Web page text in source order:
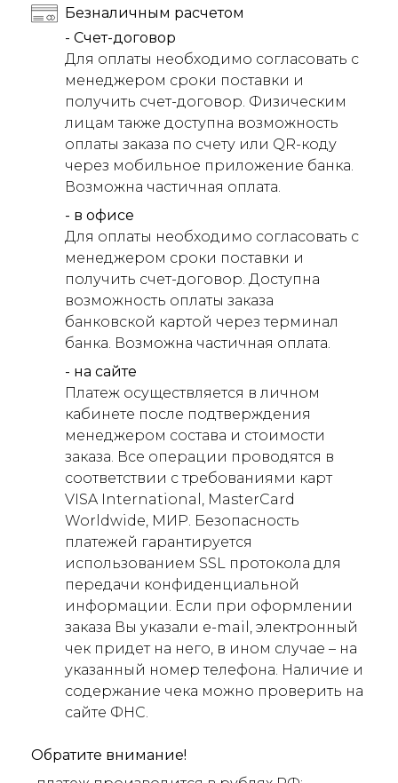
Безналичным расчетом
- Счет-договор
Для оплаты необходимо согласовать с
менеджером сроки поставки и
получить счет-договор. Физическим
лицам также доступна возможность
оплаты заказа по счету или QR-коду
через мобильное приложение банка.
Возможна частичная оплата.
- в офисе
Для оплаты необходимо согласовать с
менеджером сроки поставки и
получить счет-договор. Доступна
возможность оплаты заказа
банковской картой через терминал
банка. Возможна частичная оплата.
- на сайте
Платеж осуществляется в личном
кабинете после подтверждения
менеджером состава и стоимости
заказа. Все операции проводятся в
соответствии с требованиями карт
VISA International, MasterCard
Worldwide, МИР. Безопасность
платежей гарантируется
использованием SSL протокола для
передачи конфиденциальной
информации. Если при оформлении
заказа Вы указали e-mail, электронный
чек придет на него, в ином случае – на
указанный номер телефона. Наличие и
содержание чека можно проверить на
сайте ФНС.
Обратите внимание!